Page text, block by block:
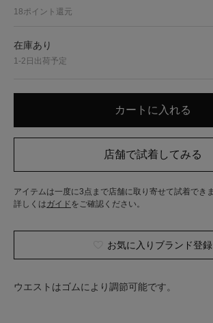
18ポイント還元
在庫あり
1-2日出荷予定
アイテムは一度に3点まで店舗に取り寄せて試着できま
詳しくはガイド をご確認ください。
お気に入りブランド登録
ウエストはゴムにより調節可能です。